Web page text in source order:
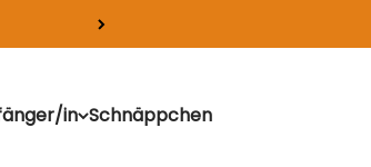
in Schnäppchen